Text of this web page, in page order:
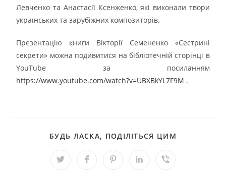
Левченко та Анастасії Ксенженко, які виконали твори
українських та зарубіжних композиторів.
Презентацію книги Вікторії Семененко «Сестрині
секрети» можна подивитися на бібліотечній сторінці в
YouTube за посиланням
https://www.youtube.com/watch?v=UBXBkYL7F9M .
БУДЬ ЛАСКА, ПОДІЛІТЬСЯ ЦИМ